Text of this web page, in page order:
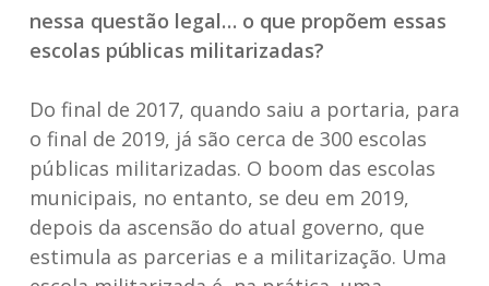
nessa questão legal… o que propõem essas
escolas públicas militarizadas?
Do final de 2017, quando saiu a portaria, para
o final de 2019, já são cerca de 300 escolas
públicas militarizadas. O boom das escolas
municipais, no entanto, se deu em 2019,
depois da ascensão do atual governo, que
estimula as parcerias e a militarização. Uma